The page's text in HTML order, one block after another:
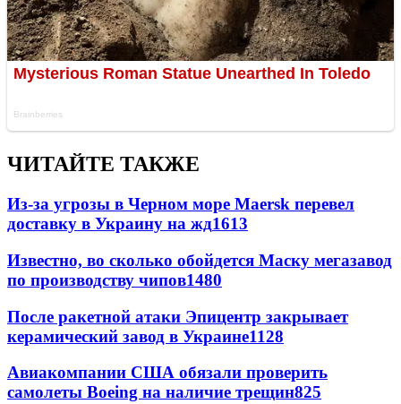
ЧИТАЙТЕ ТАКЖЕ
Из-за угрозы в Черном море Maersk перевел
доставку в Украину на жд1613
Известно, во сколько обойдется Маску мегазавод
по производству чипов1480
После ракетной атаки Эпицентр закрывает
керамический завод в Украине1128
Авиакомпании США обязали проверить
самолеты Boeing на наличие трещин825